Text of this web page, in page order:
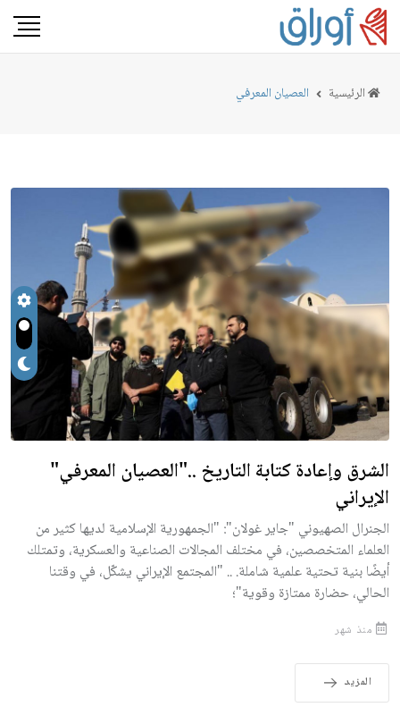
الرئيسية العصيان المعرفي
الشرق وإعادة كتابة التاريخ .."العصيان المعرفي"
الإيراني
الجنرال الصهيوني "جاير غولان": "الجمهورية الإسلامية لديها كثير من
العلماء المتخصصين، في مختلف المجالات الصناعية والعسكرية، وتمتلك
أيضًا بنية تحتية علمية شاملة. .. "المجتمع الإيراني يشكّل، في وقتنا
الحالي، حضارة ممتازة وقوية"؛
منذ شهر
المزيد